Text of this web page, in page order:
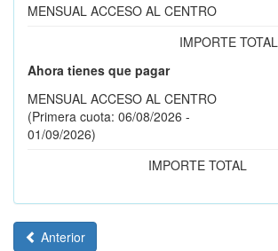
MENSUAL ACCESO AL CENTRO
IMPORTE TOTAL
Ahora tienes que pagar
MENSUAL ACCESO AL CENTRO
(Primera cuota: 06/08/2026 -
01/09/2026)
IMPORTE TOTAL
Anterior